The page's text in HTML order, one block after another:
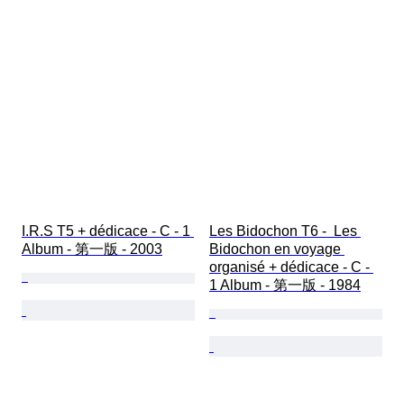
I.R.S T5 + dédicace - C - 1
Album - 第一版 - 2003
Les Bidochon T6 -  Les
Bidochon en voyage
organisé + dédicace - C -
1 Album - 第一版 - 1984